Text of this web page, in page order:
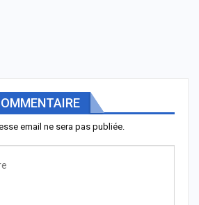
email ne sera pas publiée.